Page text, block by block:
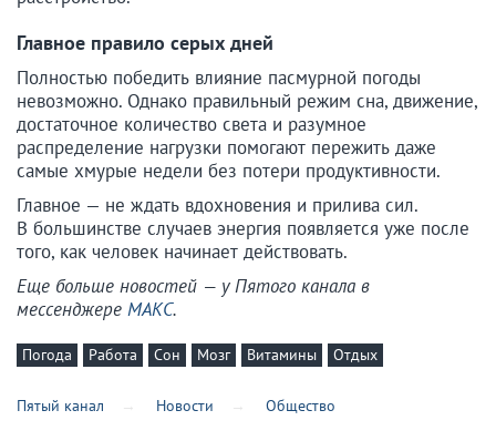
Главное правило серых дней
Полностью победить влияние пасмурной погоды
невозможно. Однако правильный режим сна, движение,
достаточное количество света и разумное
распределение нагрузки помогают пережить даже
самые хмурые недели без потери продуктивности.
Главное — не ждать вдохновения и прилива сил.
В большинстве случаев энергия появляется уже после
того, как человек начинает действовать.
Еще больше новостей — у Пятого канала в
мессенджере МАКС.
Погода Работа Сон Мозг Витамины Отдых
Пятый канал Новости Общество